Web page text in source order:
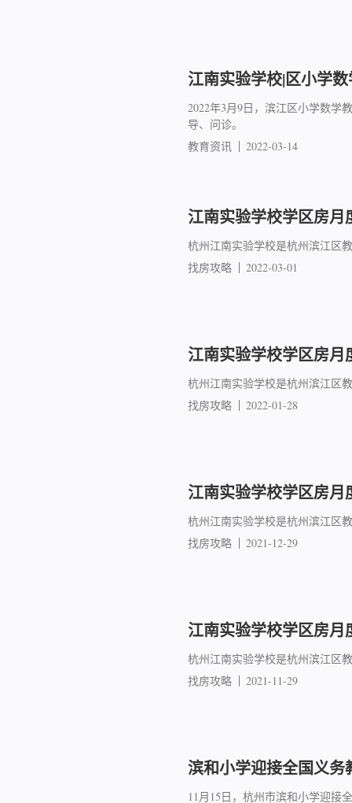
江南实验学校|区小学
2022年3月9日，滨江区小学数学
导、问诊。
教育资讯
2022-03-14
江南实验学校学区房月
杭州江南实验学校是杭州滨江区
找房攻略
2022-03-01
江南实验学校学区房月
杭州江南实验学校是杭州滨江区
找房攻略
2022-01-28
江南实验学校学区房月
杭州江南实验学校是杭州滨江区
找房攻略
2021-12-29
江南实验学校学区房月
杭州江南实验学校是杭州滨江区
找房攻略
2021-11-29
滨和小学迎接全国义
11月15日，杭州市滨和小学迎接